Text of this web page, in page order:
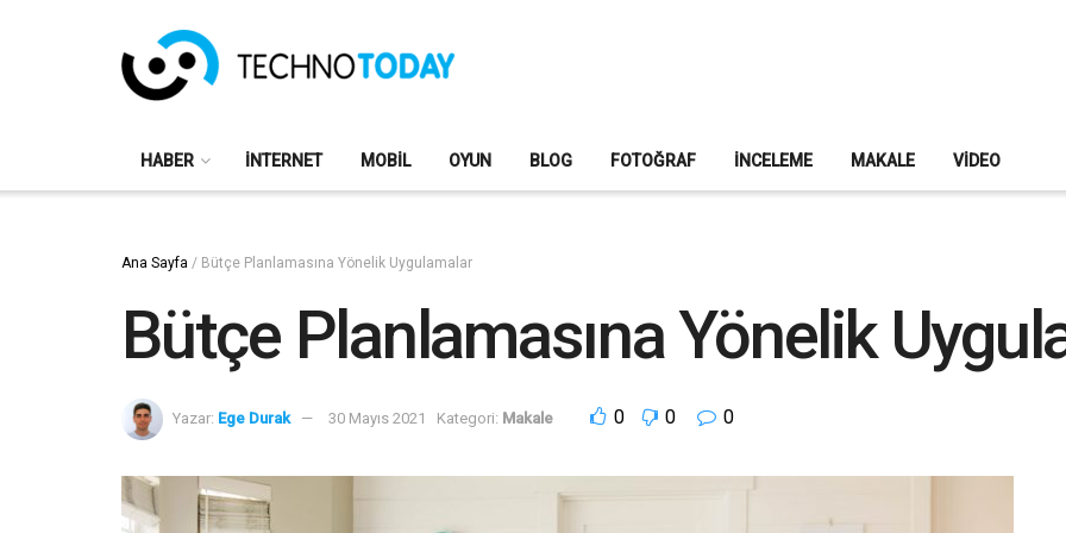
HABER İNTERNET MOBIL OYUN BLOG FOTOĞRAF İNCELEME MAKALE VIDEO
Ana Sayfa / Bütçe Planlamasına Yönelik Uygulamalar
Bütçe Planlamasına Yönelik
Yazar: Ege Durak 30 Mayıs 2021 Kategori: Makale 0 0 0